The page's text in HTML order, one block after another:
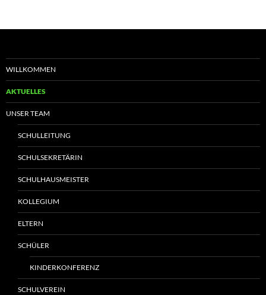
WILLKOMMEN
AKTUELLES
UNSER TEAM
SCHULLEITUNG
SCHULSEKRETÄRIN
SCHULHAUSMEISTER
KOLLEGIUM
ELTERN
SCHÜLER
KINDERKONFERENZ
SCHULVEREIN